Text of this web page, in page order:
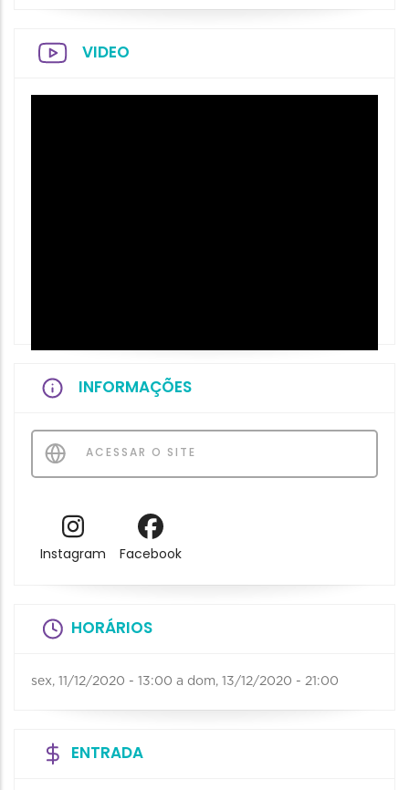
VIDEO
INFORMAÇÕES
ACESSAR O SITE
Instagram Facebook
HORÁRIOS
sex, 11/12/2020 - 13:00 a dom, 13/12/2020 - 21:00
ENTRADA